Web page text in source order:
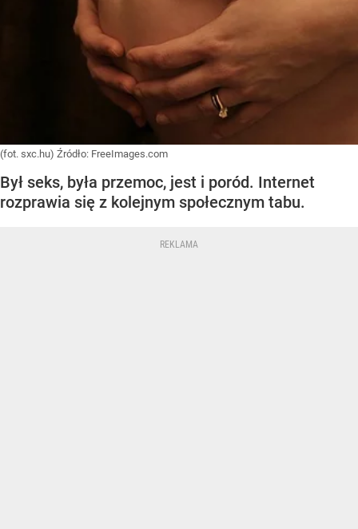
(fot. sxc.hu) Źródło: FreeImages.com
Był seks, była przemoc, jest i poród. Internet
rozprawia się z kolejnym społecznym tabu.